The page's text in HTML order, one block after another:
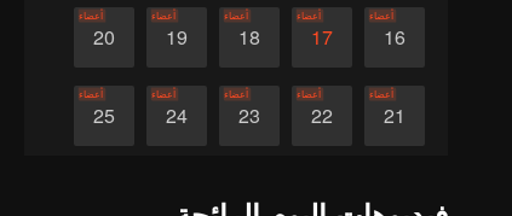
16
أعضاء
17
أعضاء
18
أعضاء
19
أعضاء
20
أعضاء
21
أعضاء
22
أعضاء
23
أعضاء
24
أعضاء
25
أعضاء